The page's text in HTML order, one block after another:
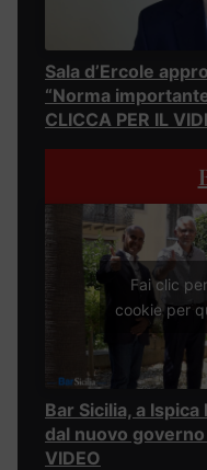
Sala d’Ercole
“Norma
CLICCA PER IL
Fai clic
cookie per
Bar Sicilia, a
dal nuovo governo
VIDEO